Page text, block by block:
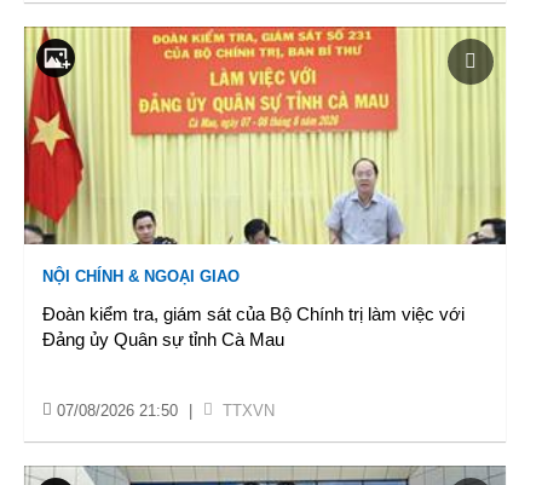
NỘI CHÍNH & NGOẠI GIAO
Đoàn kiểm tra, giám sát của Bộ Chính trị làm việc với
Đảng ủy Quân sự tỉnh Cà Mau
07/08/2026 21:50 TTXVN